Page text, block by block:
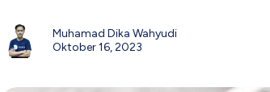
Muhamad Dika Wahyudi
Oktober 16, 2023